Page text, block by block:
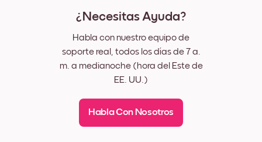
¿Necesitas Ayuda?
Habla con nuestro equipo de
soporte real, todos los días de 7 a.
m. a medianoche (hora del Este de
EE. UU.)
Habla Con Nosotros